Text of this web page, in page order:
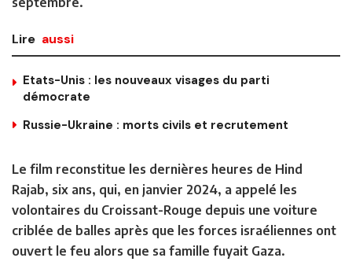
Lire aussi
Etats-Unis : les nouveaux visages du parti
démocrate
Russie-Ukraine : morts civils et recrutement
Le film reconstitue les dernières heures de Hind
Rajab, six ans, qui, en janvier 2024, a appelé les
volontaires du Croissant-Rouge depuis une voiture
criblée de balles après que les forces israéliennes ont
ouvert le feu alors que sa famille fuyait Gaza.